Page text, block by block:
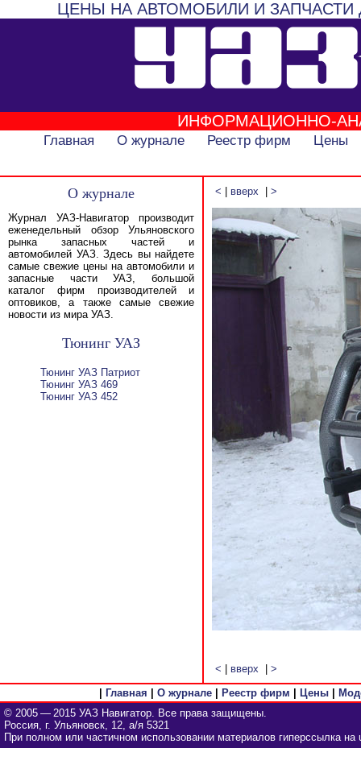
ЦЕНЫ НА АВТОМОБИЛИ И
ИНФОРМАЦИОННО-
Главная О журнале Реестр фирм Цены
О журнале
Журнал УАЗ-Навигатор производит
еженедельный обзор Ульяновского
рынка запасных частей и
автомобилей УАЗ. Здесь вы найдете
самые свежие цены на автомобили и
запасные части УАЗ, большой
каталог фирм производителей и
оптовиков, а также самые свежие
новости из мира УАЗ.
Тюнинг УАЗ
Тюнинг УАЗ Патриот
Тюнинг УАЗ 469
Тюнинг УАЗ 452
< вверх >
< вверх
>
Главная О журнале| Реестр фирм Цены|
© 2005 — 2015 УАЗ Навигатор. Все права защищены.
Россия, г. Ульяновск, 12, а/я 5321
При полном или частичном использовании материалов гиперссылка на